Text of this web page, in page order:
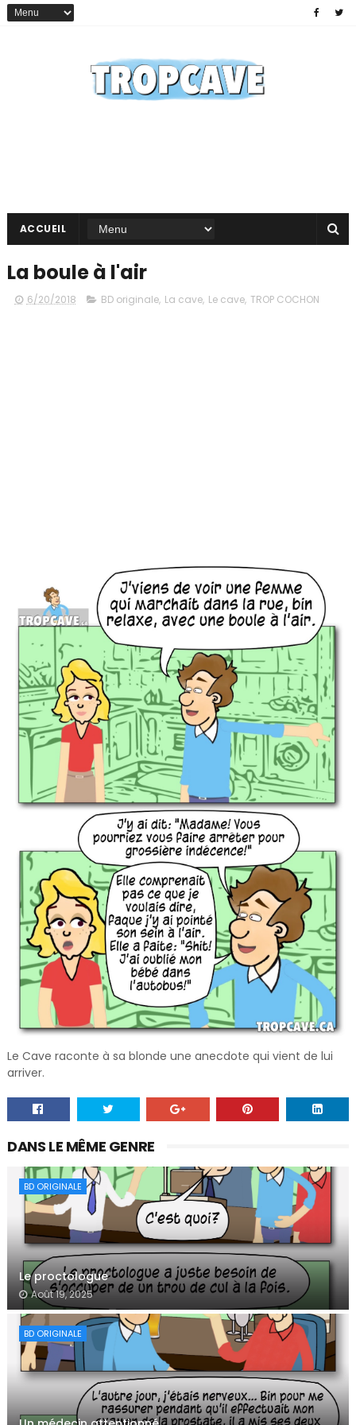
ACCUEIL
La boule à l'air
6/20/2018 BD originale, La cave, Le cave, TROP COCHON
Le Cave raconte à sa blonde une anecdote qui vient de lui
arriver.
DANS LE MÊME GENRE
BD ORIGINALE
Le proctologue
Août 19, 2025
BD ORIGINALE